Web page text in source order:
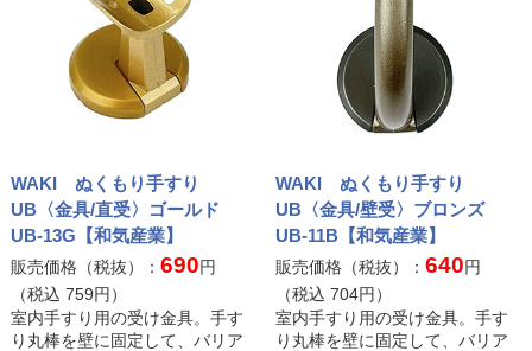
WAKI ぬくもり手すり
UB〈金具/直受〉ゴールド
UB-13G【和気産業】
販売価格（税抜）： 690円
（税込 759円）
室内手すり用の受け金具。手す
り丸棒を壁に固定して、バリア
WAKI ぬくもり手すり
UB〈金具/壁受〉ブロンズ
UB-11B【和気産業】
販売価格（税抜）：640円
（税込704円）
室内手すり用の受け金具。手す
り丸棒を壁に固定して、バリア